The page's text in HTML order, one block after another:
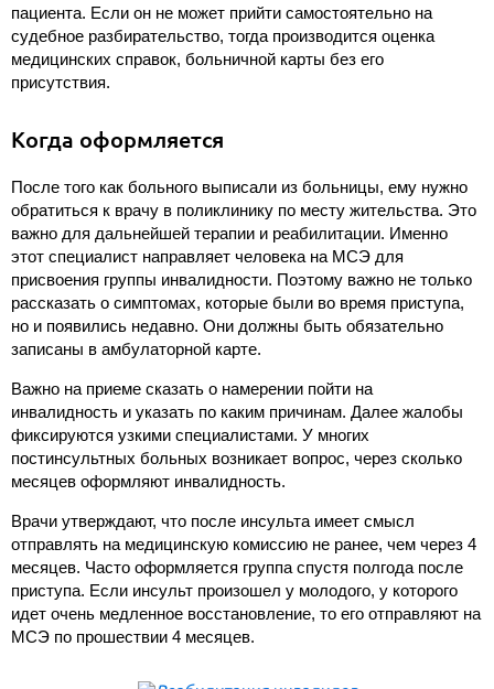
пациента. Если он не может прийти самостоятельно на
судебное разбирательство, тогда производится оценка
медицинских справок, больничной карты без его
присутствия.
Когда оформляется
После того как больного выписали из больницы, ему нужно
обратиться к врачу в поликлинику по месту жительства. Это
важно для дальнейшей терапии и реабилитации. Именно
этот специалист направляет человека на МСЭ для
присвоения группы инвалидности. Поэтому важно не только
рассказать о симптомах, которые были во время приступа,
но и появились недавно. Они должны быть обязательно
записаны в амбулаторной карте.
Важно на приеме сказать о намерении пойти на
инвалидность и указать по каким причинам. Далее жалобы
фиксируются узкими специалистами. У многих
постинсультных больных возникает вопрос, через сколько
месяцев оформляют инвалидность.
Врачи утверждают, что после инсульта имеет смысл
отправлять на медицинскую комиссию не ранее, чем через 4
месяцев. Часто оформляется группа спустя полгода после
приступа. Если инсульт произошел у молодого, у которого
идет очень медленное восстановление, то его отправляют на
МСЭ по прошествии 4 месяцев.